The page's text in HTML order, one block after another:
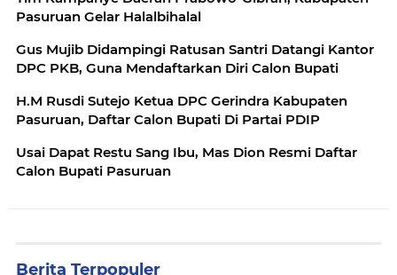
Pasuruan Gelar Halalbihalal
Gus Mujib Didampingi Ratusan Santri Datangi Kantor
DPC PKB, Guna Mendaftarkan Diri Calon Bupati
H.M Rusdi Sutejo Ketua DPC Gerindra Kabupaten
Pasuruan, Daftar Calon Bupati Di Partai PDIP
Usai Dapat Restu Sang Ibu, Mas Dion Resmi Daftar
Calon Bupati Pasuruan
Berita Terpopuler